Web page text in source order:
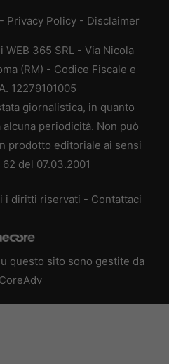
- Privacy Policy - Disclaimer
365 SRL - Via Nicola
(RM) - Codice Fiscale e
12279101005
giornalistica, in quanto
periodicità. Non può
prodotto editoriale ai sensi
del 07.03.2001
i diritti riservati - Contattaci
questo sito sono gestite da